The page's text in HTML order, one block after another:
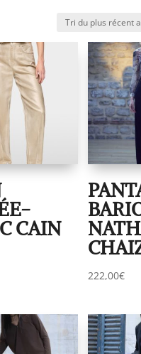
au
CAIN
222,00€